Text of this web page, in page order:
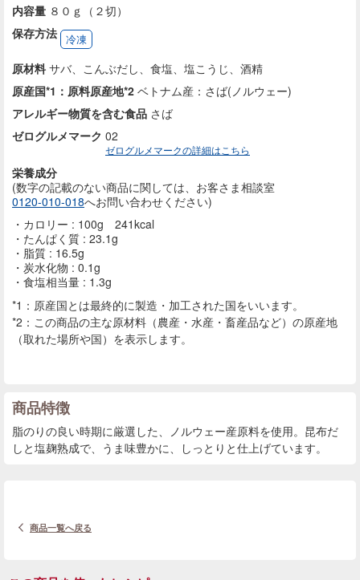
内容量 ８０ｇ（２切）
保存方法 冷凍
原材料 サバ、こんぶだし、食塩、塩こうじ、酒精
原産国*1：原料原産地*2 ベトナム産：さば(ノルウェー)
アレルギー物質を含む食品 さば
ゼログルメマーク 02
ゼログルメマークの詳細はこちら
栄養成分
(数字の記載のない商品に関しては、お客さま相談室
0120-010-018へお問い合わせください)
カロリー : 100g 241kcal
たんぱく質 : 23.1g
脂質 : 16.5g
炭水化物 : 0.1g
食塩相当量 : 1.3g
*1：原産国とは最終的に製造・加工された国をいいます。
*2：この商品の主な原材料（農産・水産・畜産品など）の原産地
（取れた場所や国）を表示します。
商品特徴
脂のりの良い時期に厳選した、ノルウェー産原料を使用。昆布だ
しと塩麹熟成で、うま味豊かに、しっとりと仕上げています。
商品一覧へ戻る